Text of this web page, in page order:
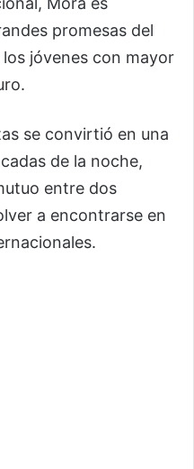
promesas del
jóvenes con mayor
se convirtió en una
de la noche,
entre dos
a encontrarse en